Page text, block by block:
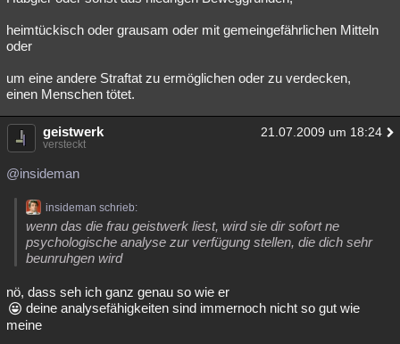
heimtückisch oder grausam oder mit gemeingefährlichen Mitteln
oder
um eine andere Straftat zu ermöglichen oder zu verdecken,
einen Menschen tötet.
geistwerk 21.07.2009 um 18:24
versteckt
@insideman
insideman schrieb:
wenn das die frau geistwerk liest, wird sie dir sofort ne
psychologische analyse zur verfügung stellen, die dich sehr
beunruhgen wird
nö, dass seh ich ganz genau so wie er
deine analysefähigkeiten sind immernoch nicht so gut wie
meine